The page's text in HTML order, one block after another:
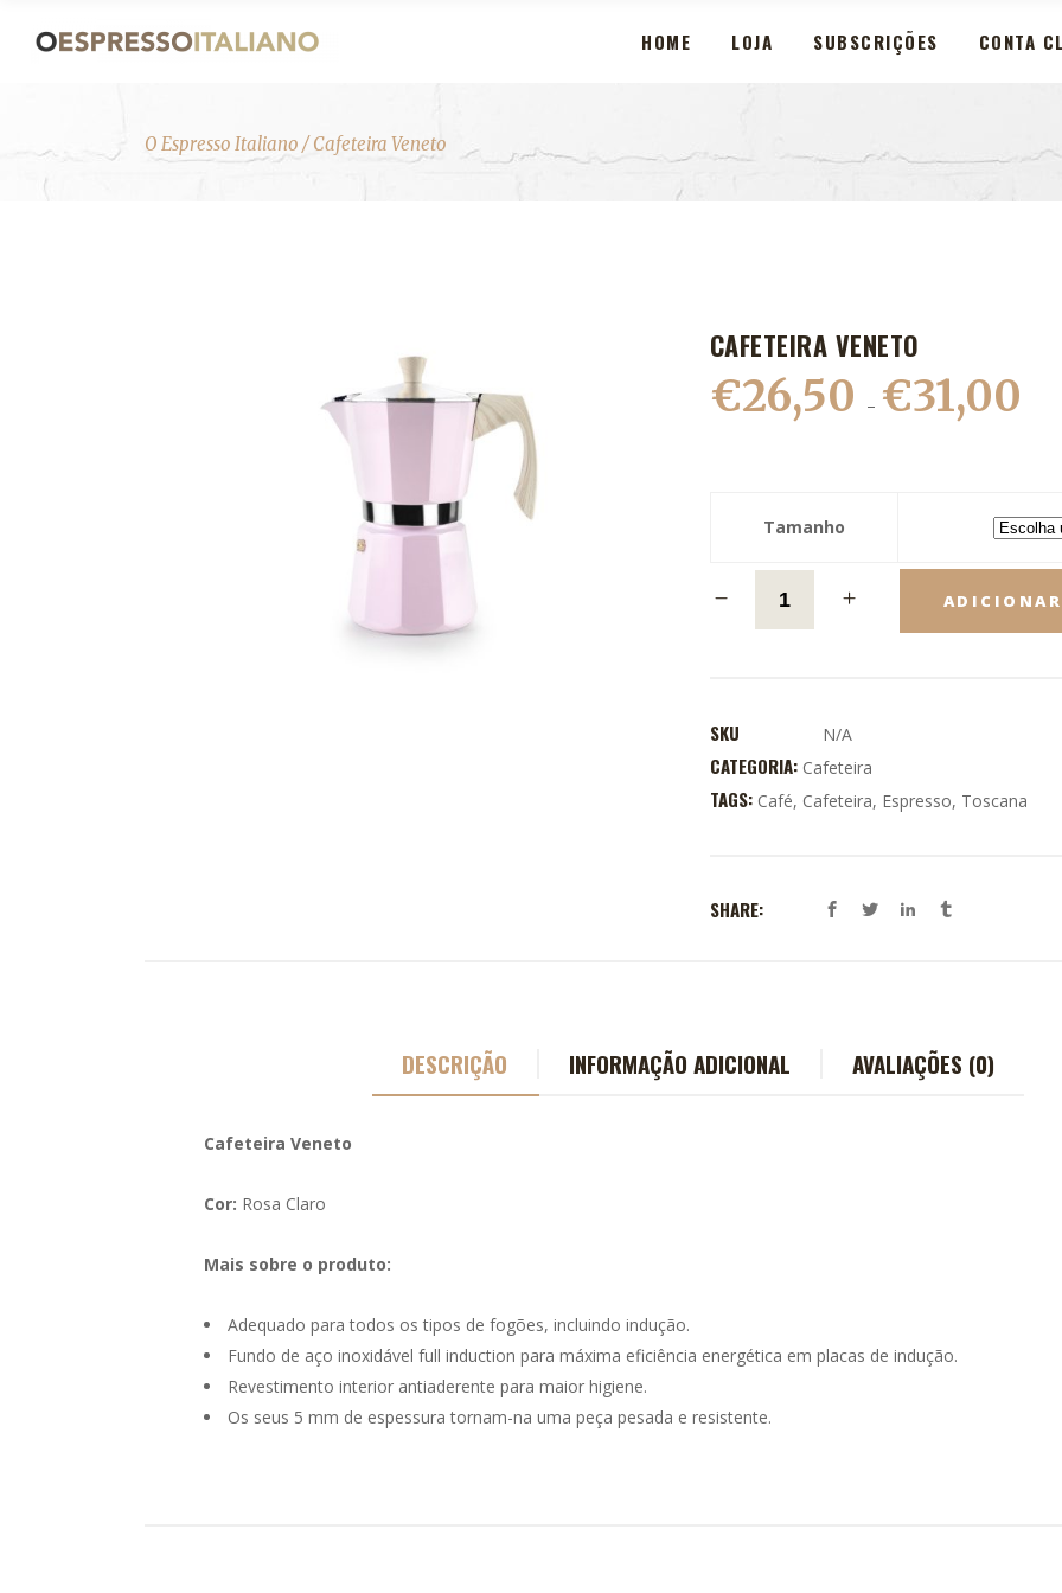
HOME LOJA SUBSCRIÇÕES CONTA
O Espresso Italiano /Cafeteira Veneto
CAFETEIRA VENETO
€26,50 – €31,00
Tamanho
ADICIONAR
SKU N/A
CATEGORIA: Cafeteira
TAGS: Café, Cafeteira, Espresso, Toscana
SHARE:
DESCRIÇÃO INFORMAÇÃO ADICIONAL AVALIAÇÕES (0)
Cafeteira Veneto
Cor: Rosa Claro
Mais sobre o produto:
Adequado para todos os tipos de fogões, incluindo indução.
Fundo de aço inoxidável full induction para máxima eficiência energética em placas de indução.
Revestimento interior antiaderente para maior higiene.
Os seus 5 mm de espessura tornam-na uma peça pesada e resistente.